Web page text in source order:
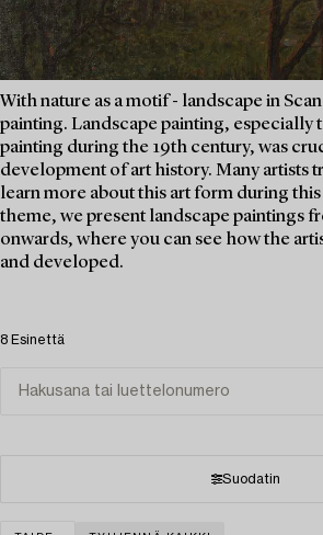
With nature as a motif - landscape in
painting. Landscape painting, especially
painting during the 19th century, was
development of art history. Many artists
learn more about this art form during
theme, we present landscape paintings
onwards, where you can see how the
and developed.
8 Esinettä
Suodatin